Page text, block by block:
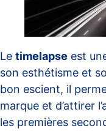
Le timelapse est
son esthétisme et
bon escient, il
marque et d’attirer
les premières